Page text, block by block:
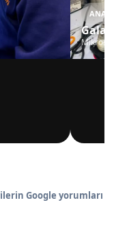
Google yorumları